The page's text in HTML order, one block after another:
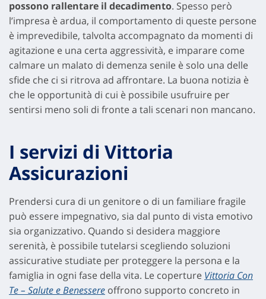
possono rallentare il decadimento. Spesso però
l’impresa è ardua, il comportamento di queste persone
è imprevedibile, talvolta accompagnato da momenti di
agitazione e una certa aggressività, e imparare come
calmare un malato di demenza senile è solo una delle
sfide che ci si ritrova ad affrontare. La buona notizia è
che le opportunità di cui è possibile usufruire per
sentirsi meno soli di fronte a tali scenari non mancano.
I servizi di Vittoria
Assicurazioni
Prendersi cura di un genitore o di un familiare fragile
può essere impegnativo, sia dal punto di vista emotivo
sia organizzativo. Quando si desidera maggiore
serenità, è possibile tutelarsi scegliendo soluzioni
assicurative studiate per proteggere la persona e la
famiglia in ogni fase della vita. Le coperture Vittoria Con
Te – Salute e Benessere offrono supporto concreto in